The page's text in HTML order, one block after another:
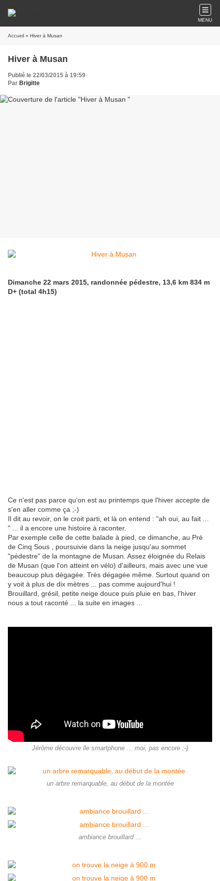
MENU
Accueil » Hiver à Musan
Hiver à Musan
Publié le 22/03/2015 à 19:59
Par Brigitte
Dimanche 22 mars 2015, randonnée pédestre, 13,6 km 834 m
D+ (total 4h15)
Ce n'est pas parce qu'on est au printemps que l'hiver accepte de
s'en aller comme ça ;-)
Il dit au revoir, on le croit parti, et là on entend : "ah oui, au fait ...
" ... il a encore une histoire à raconter.
Par exemple celle de cette balade à pied, ce dimanche, au Pré
de Cinq Sous , poursuivie dans la neige jusqu'au sommet
"pédestre" de la montagne de Musan. Assez éloignée du Relais
de Musan (que l'on atteint en vélo) d'ailleurs, mais avec une vue
beaucoup plus dégagée. Très dégagée même. Surtout quand on
y voit à plus de dix mètres ... pas comme aujourd'hui !
Brouillard, grésil, petite neige douce puis pluie en bas, l'hiver
nous a tout raconté ... la suite en images ...
Jérôme découvre lle smartphone ... moi, pas encore ;-)
un arbre remarquable, au début de la montée
ambiance brouillard ...